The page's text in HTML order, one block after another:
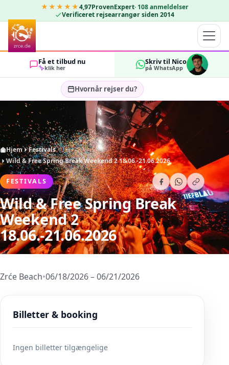
★★★★★4,97ProvenExpert· 108 anmeldelser
Verificeret rejsearrangør siden 2014
Få et tilbud nu
klik her
Skriv til Nico
på WhatsApp
Hvornår rejser du?
Vælg rejsedatoer…
GÆSTER
2
Hjem
Festivals
Wild & Free Spring Break Weekend 2 18.06.-21.06.2026
FESTIVALS
Wild & Free Spring Break
Weekend 2
18.06.-21.06.2026
Zrće Beach•06/18/2026 – 06/21/2026
Billetter & booking
Ingen billetter tilgængelige